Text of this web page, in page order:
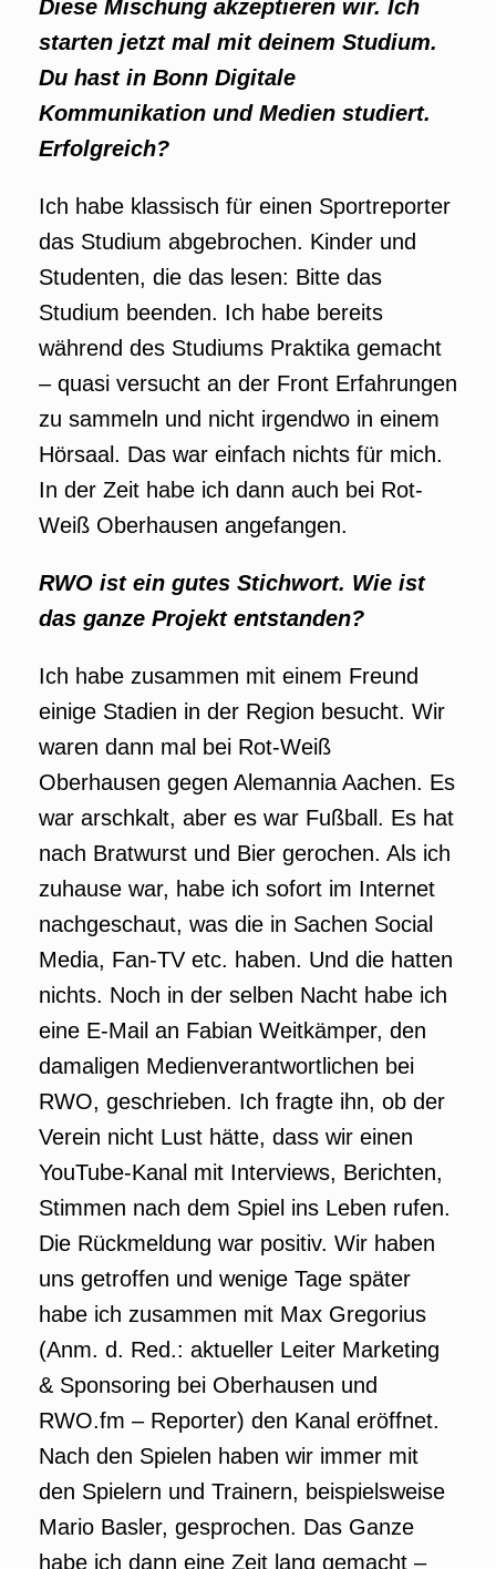
Diese Mischung akzeptieren wir. Ich
starten jetzt mal mit deinem Studium.
Du hast in Bonn Digitale
Kommunikation und Medien studiert.
Erfolgreich?
Ich habe klassisch für einen Sportreporter
das Studium abgebrochen. Kinder und
Studenten, die das lesen: Bitte das
Studium beenden. Ich habe bereits
während des Studiums Praktika gemacht
– quasi versucht an der Front Erfahrungen
zu sammeln und nicht irgendwo in einem
Hörsaal. Das war einfach nichts für mich.
In der Zeit habe ich dann auch bei Rot-
Weiß Oberhausen angefangen.
RWO ist ein gutes Stichwort. Wie ist
das ganze Projekt entstanden?
Ich habe zusammen mit einem Freund
einige Stadien in der Region besucht. Wir
waren dann mal bei Rot-Weiß
Oberhausen gegen Alemannia Aachen. Es
war arschkalt, aber es war Fußball. Es hat
nach Bratwurst und Bier gerochen. Als ich
zuhause war, habe ich sofort im Internet
nachgeschaut, was die in Sachen Social
Media, Fan-TV etc. haben. Und die hatten
nichts. Noch in der selben Nacht habe ich
eine E-Mail an Fabian Weitkämper, den
damaligen Medienverantwortlichen bei
RWO, geschrieben. Ich fragte ihn, ob der
Verein nicht Lust hätte, dass wir einen
YouTube-Kanal mit Interviews, Berichten,
Stimmen nach dem Spiel ins Leben rufen.
Die Rückmeldung war positiv. Wir haben
uns getroffen und wenige Tage später
habe ich zusammen mit Max Gregorius
(Anm. d. Red.: aktueller Leiter Marketing
& Sponsoring bei Oberhausen und
RWO.fm – Reporter) den Kanal eröffnet.
Nach den Spielen haben wir immer mit
den Spielern und Trainern, beispielsweise
Mario Basler, gesprochen. Das Ganze
habe ich dann eine Zeit lang gemacht –